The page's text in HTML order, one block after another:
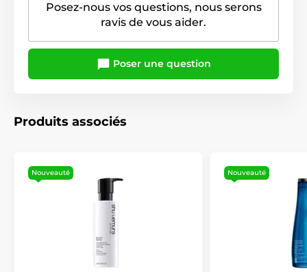
Posez-nous vos questions, nous serons
ravis de vous aider.
Poser une question
Produits associés
Nouveauté Nouveauté